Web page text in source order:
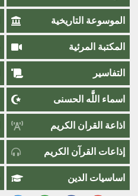
الموسوعة التاريخية
المكتبة المرئية
التفاسير
اسماء اللَّٰه الحسنى
اذاعة القران الكريم
إذاعات القرآن الكريم
اساسيات الدين